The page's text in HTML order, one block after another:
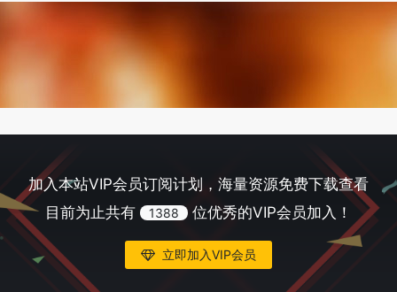
加入本站VIP会员订阅计划，海量资源免费下载查看
目前为止共有
1388 位优秀的VIP会员加入！
立即加入VIP会员